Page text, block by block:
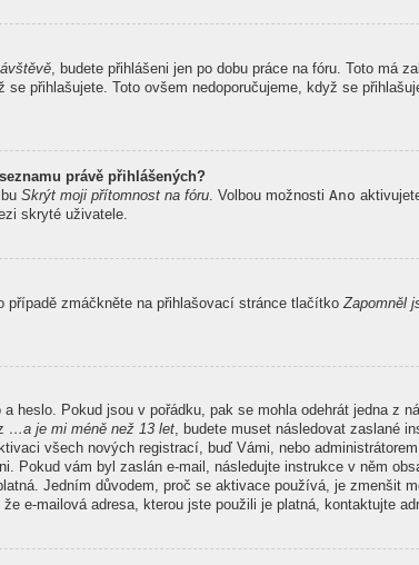
, budete přihlášeni jen po dobu práce na fóru. Toto má
přihlašujete. Toto ovšem nedoporučujeme, když se
právě přihlášených?
Skrýt moji přítomnost na fóru . Volbou možnosti Ano
skryté uživatele.
zmáčkněte na přihlašovací stránce tlačítko Zapomněl
heslo. Pokud jsou v pořádku, pak se mohla odehrát jedna z
…a je mi méně než 13 let, budete muset následovat zaslané
všech nových registrací, buď Vámi, nebo
Pokud vám byl zaslán e-mail, následujte instrukce v něm
Jedním důvodem, proč se aktivace používá, je zmenšit
e-mailová adresa, kterou jste použili je platná, kontaktujte